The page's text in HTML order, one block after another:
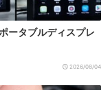
ータブルディスプレ
2026/08/04